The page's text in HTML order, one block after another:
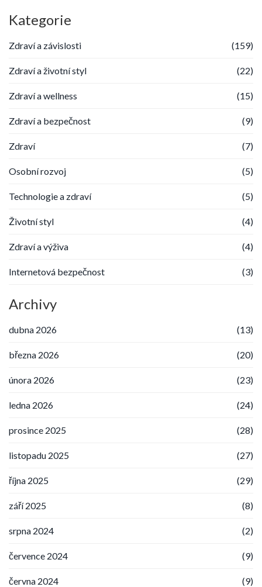
Kategorie
Zdraví a závislosti (159)
Zdraví a životní styl (22)
Zdraví a wellness (15)
Zdraví a bezpečnost (9)
Zdraví (7)
Osobní rozvoj (5)
Technologie a zdraví (5)
Životní styl (4)
Zdraví a výživa (4)
Internetová bezpečnost (3)
Archivy
dubna 2026 (13)
března 2026 (20)
února 2026 (23)
ledna 2026 (24)
prosince 2025 (28)
listopadu 2025 (27)
října 2025 (29)
září 2025 (8)
srpna 2024 (2)
července 2024 (9)
června 2024 (9)